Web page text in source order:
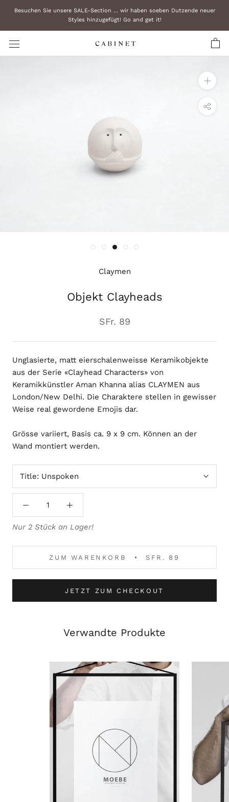
überspringen
Besuchen Sie unsere SALE-Section ... wir haben soeben Dutzende neuer
Styles hinzugefügt! Go and get it!
Claymen
Objekt Clayheads
SFr. 89
Unglasierte, matt eierschalenweisse Keramikobjekte
aus der Serie «Clayhead Characters» von
Keramikkünstler Aman Khanna alias CLAYMEN aus
London/New Delhi. Die Charaktere stellen in gewisser
Weise real gewordene Emojis dar.
Grösse variiert, Basis ca. 9 x 9 cm. Können an der
Wand montiert werden.
Title: Unspoken
Nur 2 Stück an Lager!
ZUM WARENKORB SFR. 89
JETZT ZUM CHECKOUT
Verwandte Produkte